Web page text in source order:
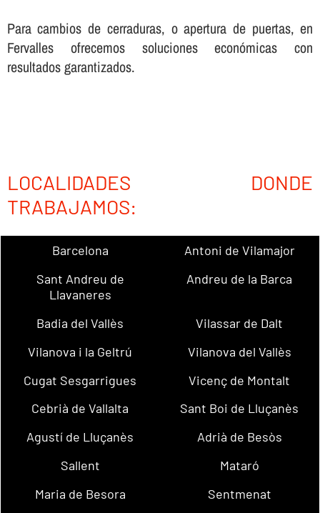
Para cambios de cerraduras, o apertura de puertas, en
Fervalles ofrecemos soluciones económicas con
resultados garantizados.
LOCALIDADES DONDE
TRABAJAMOS:
Barcelona
Antoni de Vilamajor
Sant Andreu de
Llavaneres
Andreu de la Barca
Badia del Vallès
Vilassar de Dalt
Vilanova i la Geltrú
Vilanova del Vallès
Cugat Sesgarrigues
Vicenç de Montalt
Cebrià de Vallalta
Sant Boi de Lluçanès
Agustí de Lluçanès
Adrià de Besòs
Sallent
Mataró
Maria de Besora
Sentmenat